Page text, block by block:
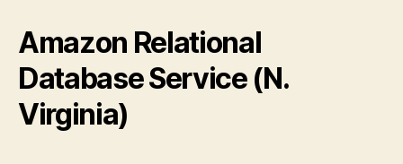
Amazon Relational
Database Service (N.
Virginia)